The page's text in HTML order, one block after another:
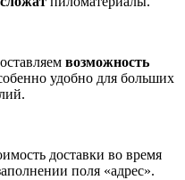
возможность
удобно для больших
доставки во время
поля «адрес».